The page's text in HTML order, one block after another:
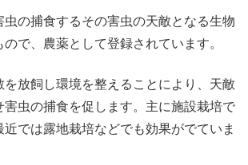
虫の捕食するその害虫の天敵となる生物
で、農薬として登録されています。
を放飼し環境を整えることにより、天敵
害虫の捕食を促します。主に施設栽培で
では露地栽培などでも効果がでていま